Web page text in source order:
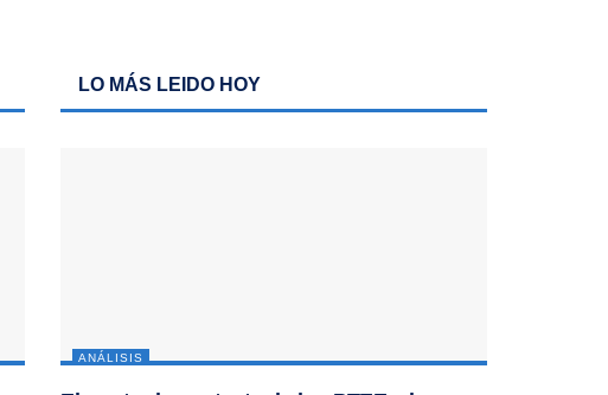
LO MÁS LEIDO HOY
ANÁLISIS